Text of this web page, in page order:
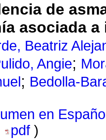
de
asociada a
Beatriz
Angie;
; Bedolla-
en
pdf )